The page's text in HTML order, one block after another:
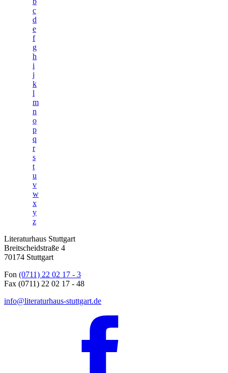
c
d
e
f
g
h
i
j
k
l
m
n
o
p
q
r
s
t
u
v
w
x
y
z
Literaturhaus Stuttgart
Breitscheidstraße 4
70174 Stuttgart
Fon (0711) 22 02 17 - 3
Fax (0711) 22 02 17 - 48
info@literaturhaus-stuttgart.de